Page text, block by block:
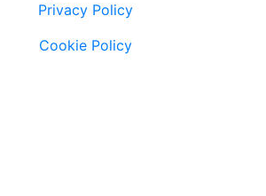
Privacy Policy
Cookie Policy